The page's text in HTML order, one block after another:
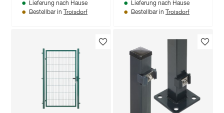
Lieferung nach Hause
Bestellbar in Troisdorf
Lieferung nach Hause
Bestellbar in Troisdorf